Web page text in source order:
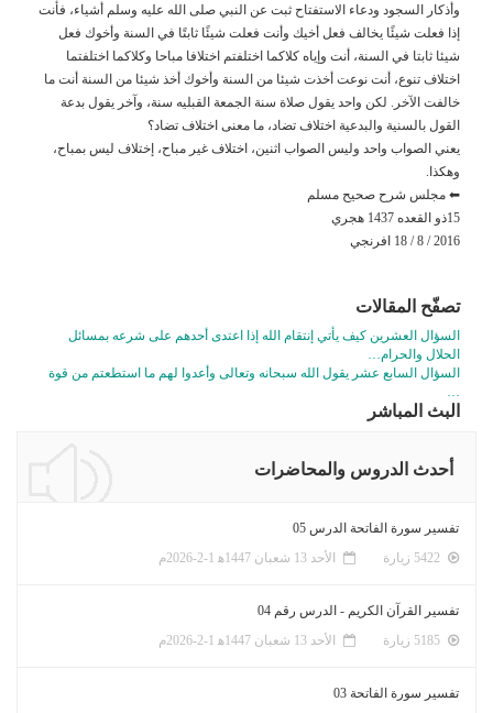
وأذكار السجود ودعاء الاستفتاح ثبت عن النبي صلى الله عليه وسلم أشياء، فأنت
إذا فعلت شيئًا يخالف فعل أخيك وأنت فعلت شيئًا ثابتًا في السنة وأخوك فعل
شيئا ثابتا في السنة، أنت وإياه كلاكما اختلفتم اختلافا مباحا وكلاكما اختلفتما
اختلاف تنوع، أنت نوعت أخذت شيئا من السنة وأخوك أخذ شيئا من السنة أنت ما
خالفت الآخر. لكن واحد يقول صلاة سنة الجمعة القبليه سنة، وآخر يقول بدعة
القول بالسنية والبدعية اختلاف تضاد، ما معنى اختلاف تضاد؟
يعني الصواب واحد وليس الصواب اثنين، اختلاف غير مباح، إختلاف ليس بمباح،
وهكذا.
⬅ مجلس شرح صحيح مسلم
15ذو القعده 1437 هجري
2016 / 8 / 18 افرنجي
تصفّح المقالات
السؤال العشرين كيف يأتي إنتقام الله إذا اعتدى أحدهم على شرعه بمسائل
الحلال والحرام…
السؤال السابع عشر يقول الله سبحانه وتعالى وأعدوا لهم ما استطعتم من قوة
البث المباشر
أحدث الدروس والمحاضرات
تفسير سورة الفاتحة الدرس 05
الأحد 13 شعبان 1447ﻫ 1-2-2026م
تفسير القرآن الكريم - الدرس رقم 04
الأحد 13 شعبان 1447ﻫ 1-2-2026م
تفسير سورة الفاتحة 03